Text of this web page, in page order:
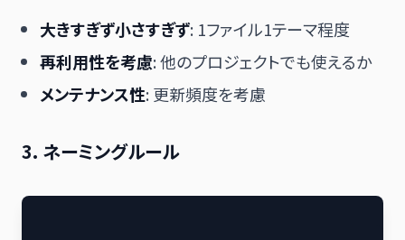
大きすぎず小さすぎず: 1ファイル1テーマ程度
再利用性を考慮: 他のプロジェクトでも使えるか
メンテナンス性: 更新頻度を考慮
3. ネーミングルール